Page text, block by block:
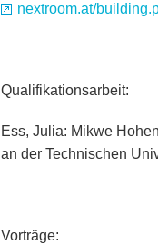
nextroom.at/
Qualifikationsarbeit:
Ess, Julia: Mikwe
an der Technischen
Vorträge: